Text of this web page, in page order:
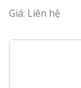
Giá: Liên hệ